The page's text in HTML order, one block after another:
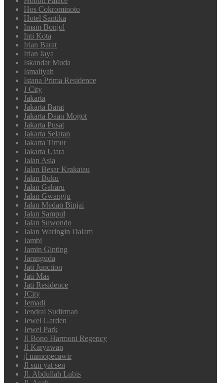
Hos Cokrominoto
Hotel Santika
Imam Bonjol
Inti Kota
Irian Barat
Irian Jaya
Iskandar Muda
Ismaliyah
Istana Prima Residence
J City
Jakarta
Jakarta Barat
Jakarta Daan Mogot
Jakarta Pusat
Jakarta Selatan
Jakarta Timur
Jakarta Utara
Jalan Asia
Jalan Besar Krakatau
Jalan Buku
Jalan Gaharu
Jalan Gwangju
Jalan Medan Binjai
Jalan Sampul
Jalan Suwondo
Jalan Waringin Dalam
Jambi
Jamin Ginting
Jaranguda
Jati Junction
Jati Mas
Jati Residence
JCity
Jemadi
Jendral Sudirman
Jewel Garden
Jewel Park
Jl Bono Harmoni Regency
Jl Karyawan
jl namopecawir
Jl sun yat sen
Jl. Abdullah Lubis